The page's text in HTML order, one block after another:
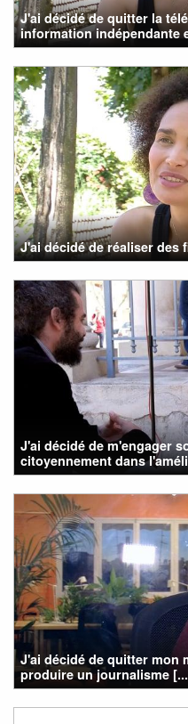
J'ai décidé de quitter la
information indépendante
J'ai décidé de réaliser
J'ai décidé de m'engager
citoyennement dans
J'ai décidé de quitter mon
produire un journalisme